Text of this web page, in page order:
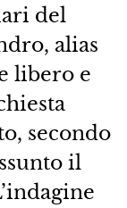
del
alias
libero e
secondo
il